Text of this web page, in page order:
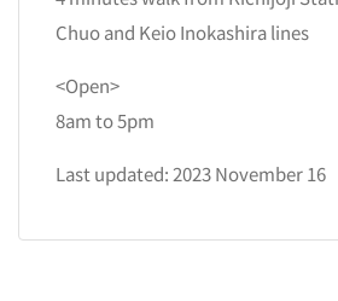
Chuo and Keio Inokashira lines
<Open>
8am to 5pm
Last updated: 2023 November 16